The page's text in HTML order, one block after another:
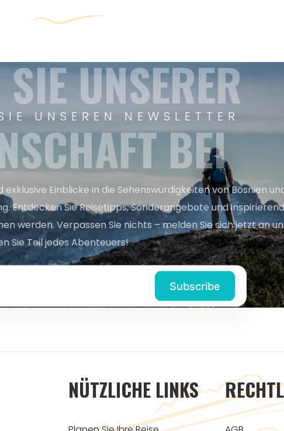
UNSEREN NEWSLETTER
UNSERER
BEI
Einblicke in die Sehenswürdigkeiten von Bosnien
Entdecken Sie Reisetipps, Sonderangebote und
werden. Verpassen Sie nichts – melden Sie sich jetzt an
Sie Teil jedes Abenteuers!
NÜTZLICHE LINKS